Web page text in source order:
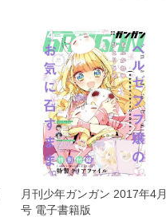
月刊少年ガンガン 2017年4月
号 電子書籍版